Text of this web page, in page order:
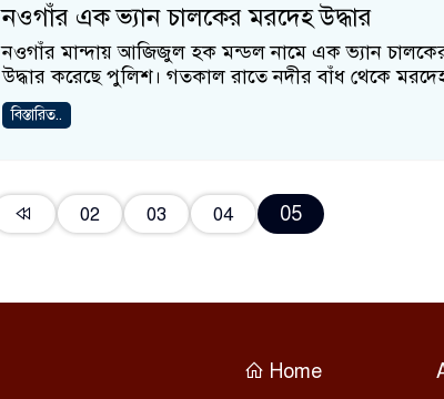
নওগাঁর এক ভ্যান চালকের মরদেহ উদ্ধার
নওগাঁর মান্দায় আজিজুল হক মন্ডল নামে এক ভ্যান
উদ্ধার করেছে পুলিশ। গতকাল রাতে নদীর বাঁধ থেকে
বিস্তারিত..
02 03 04 05
Home